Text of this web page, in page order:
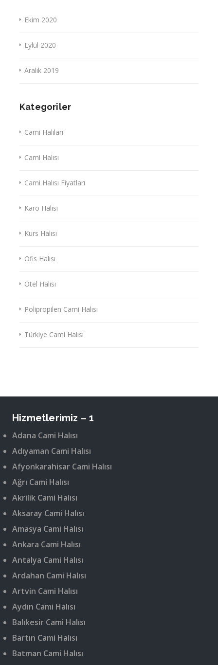
Ekim 2020
Eylül 2020
Aralık 2019
Kategoriler
Cami Halıları
Cami Halısı
Cami Halısı Fiyatları
Karo Halısı
Kurs Halısı
Ofis Halısı
Otel Halısı
Polipropilen Cami Halısı
Türkiye Cami Halısı
Hizmetlerimiz – 1
Adana Cami Halısı
Adıyaman Cami Halısı
Afyonkarahisar Cami Halısı
Ağrı Cami Halısı
Akrilik Cami Halısı
Aksaray Cami Halısı
Amasya Cami Halısı
Ankara Cami Halısı
Antalya Cami Halısı
Ardahan Cami Halısı
Artvin Cami Halısı
Aydın Cami Halısı
Balıkesir Cami Halısı
Bartın Cami Halısı
Batman Cami Halısı